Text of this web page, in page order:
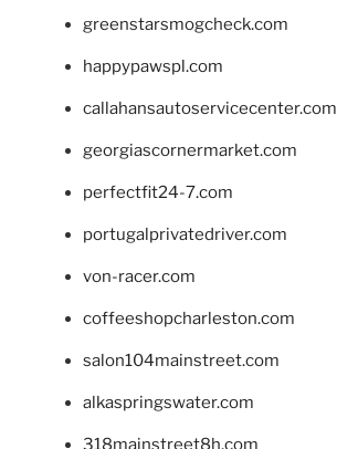
greenstarsmogcheck.com
happypawspl.com
callahansautoservicecenter.com
georgiascornermarket.com
perfectfit24-7.com
portugalprivatedriver.com
von-racer.com
coffeeshopcharleston.com
salon104mainstreet.com
alkaspringswater.com
318mainstreet8h.com